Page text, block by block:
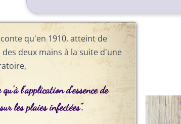
qu'en 1910, atteint de
des deux mains à la suite d'une
l'application d'essence de
les plaies infectées".